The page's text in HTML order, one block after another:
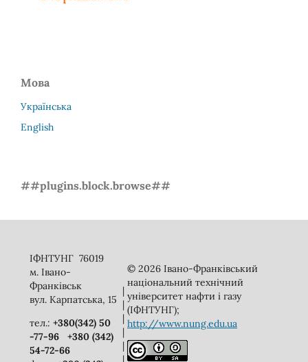
Мова
Українська
English
##plugins.block.browse##
ІФНТУНГ 76019
м. Івано-
Франківськ
вул. Карпатська, 15
тел.: +380(342) 50
-77-96
+380 (342)
54-72-66
|
|
|
|
|
|
© 2026 Івано-Франківський
національний технічний
університет нафти і газу
(ІФНТУНГ);
http://www.nung.edu.ua